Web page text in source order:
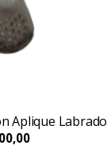
Aplique Labrado